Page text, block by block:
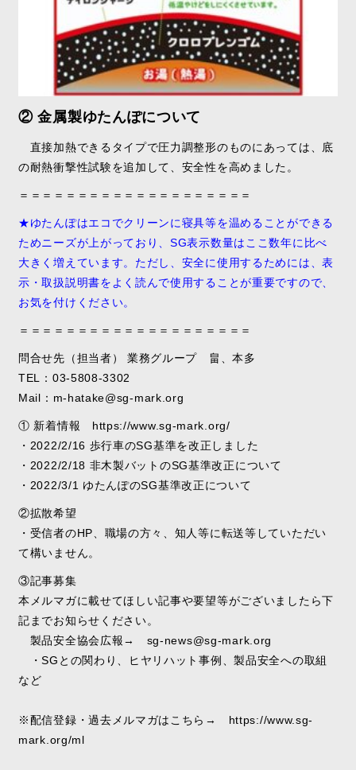
② 金属製ゆたんぽについて
直接加熱できるタイプで圧力調整形のものにあっては、底
の耐熱衝撃性試験を追加して、安全性を高めました。
＝＝＝＝＝＝＝＝＝＝＝＝＝＝＝＝＝＝＝＝
★ゆたんぽはエコでクリーンに寝具等を温めることができる
ためニーズが上がっており、SG表示数量はここ数年に比べ
大きく増えています。ただし、安全に使用するためには、表
示・取扱説明書をよく読んで使用することが重要ですので、
お気を付けください。
＝＝＝＝＝＝＝＝＝＝＝＝＝＝＝＝＝＝＝＝
問合せ先（担当者） 業務グループ 畠、本多
TEL：03-5808-3302
Mail：m-hatake@sg-mark.org
① 新着情報 https://www.sg-mark.org/
・2022/2/16 歩行車のSG基準を改正しました
・2022/2/18 非木製バットのSG基準改正について
・2022/3/1 ゆたんぽのSG基準改正について
②拡散希望
・受信者のHP、職場の方々、知人等に転送等していただい
て構いません。
③記事募集
本メルマガに載せてほしい記事や要望等がございましたら下
記までお知らせください。
製品安全協会広報→ sg-news@sg-mark.org
・SGとの関わり、ヒヤリハット事例、製品安全への取組
など
※配信登録・過去メルマガはこちら→ https://www.sg-
mark.org/ml